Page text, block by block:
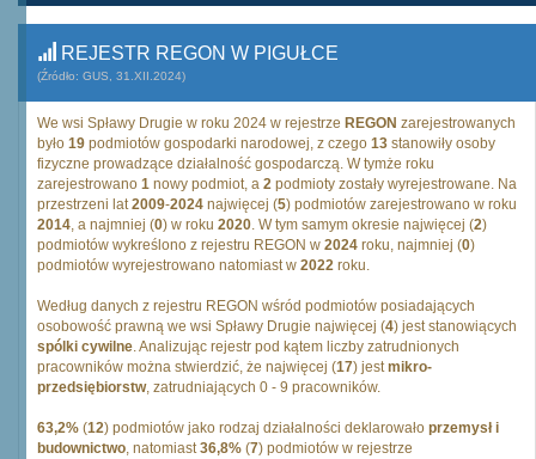
REJESTR REGON W PIGUŁCE
(Źródło: GUS, 31.XII.2024)
We wsi Spławy Drugie w roku 2024 w rejestrze REGON zarejestrowanych
było 19 podmiotów gospodarki narodowej, z czego 13 stanowiły osoby
fizyczne prowadzące działalność gospodarczą. W tymże roku
zarejestrowano 1 nowy podmiot, a 2 podmioty zostały wyrejestrowane. Na
przestrzeni lat2009-2024 najwięcej (5) podmiotów zarejestrowano w roku
2014, a najmniej (0) w roku 2020. W tym samym okresie najwięcej (2)
podmiotów wykreślono z rejestru REGON w 2024 roku, najmniej (0)
podmiotów wyrejestrowano natomiast w 2022 roku.
Według danych z rejestru REGON wśród podmiotów posiadających
osobowość prawną we wsi Spławy Drugie najwięcej (4) jest stanowiących
spólki cywilne. Analizując rejestr pod kątem liczby zatrudnionych
pracowników można stwierdzić, że najwięcej (17) jestmikro-
przedsiębiorstw, zatrudniających 0 - 9 pracowników.
63,2% (12) podmiotów jako rodzaj działalności deklarowało przemysł i
budownictwo, natomiast36,8% (7) podmiotów w rejestrze